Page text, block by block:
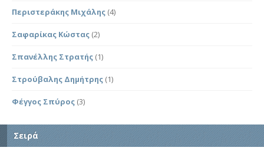
Περιστεράκης Μιχάλης (4)
Σαφαρίκας Κώστας (2)
Σπανέλλης Στρατής (1)
Στρούβαλης Δημήτρης (1)
Φέγγος Σπύρος (3)
Σειρά